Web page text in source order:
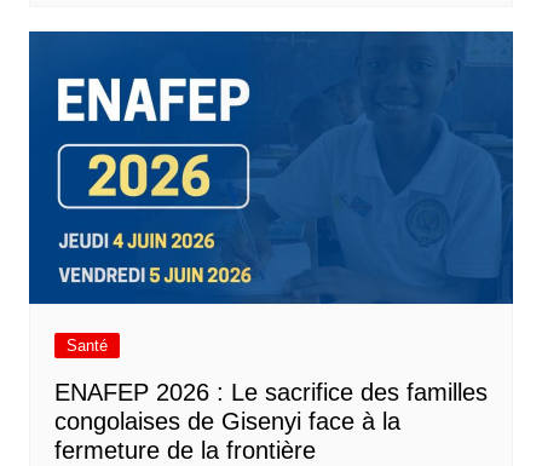
Santé
ENAFEP 2026 : Le sacrifice des familles
congolaises de Gisenyi face à la
fermeture de la frontière